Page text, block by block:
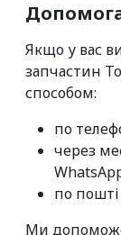
Якщо у вас
запчастин
способом:
по
через
по
Ми